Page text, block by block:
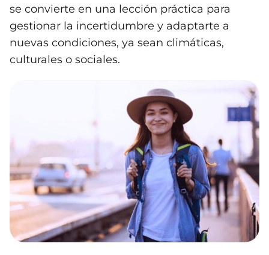
se convierte en una lección práctica para
gestionar la incertidumbre y adaptarte a
nuevas condiciones, ya sean climáticas,
culturales o sociales.